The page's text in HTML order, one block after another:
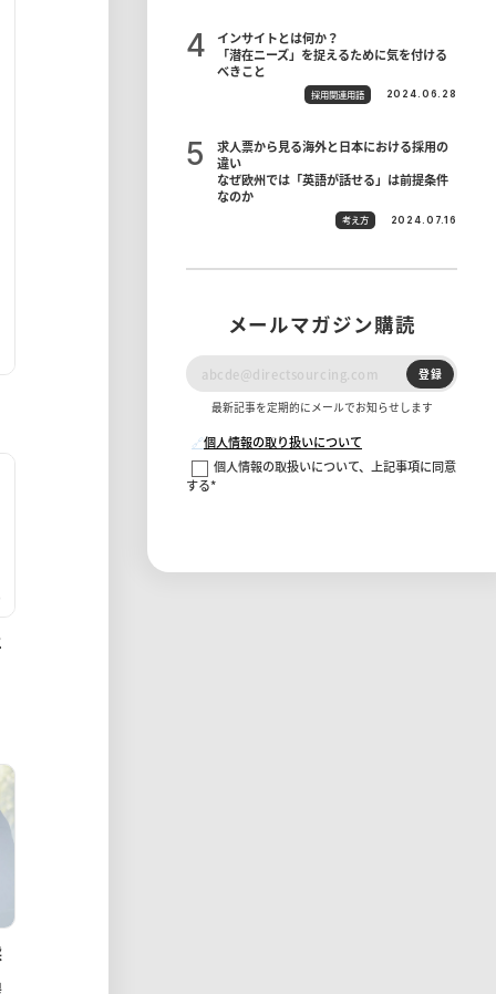
インサイトとは何か？
「潜在ニーズ」を捉えるために気を付ける
べきこと
採用関連用語 2024.06.28
求人票から見る海外と日本における採用の
違い
なぜ欧州では「英語が話せる」は前提条件
なのか
考え方 2024.07.16
メールマガジン購読
登録
最新記事を定期的にメールでお知らせします
🔗個人情報の取り扱いについて
個人情報の取扱いについて、上記事項に同意
する*